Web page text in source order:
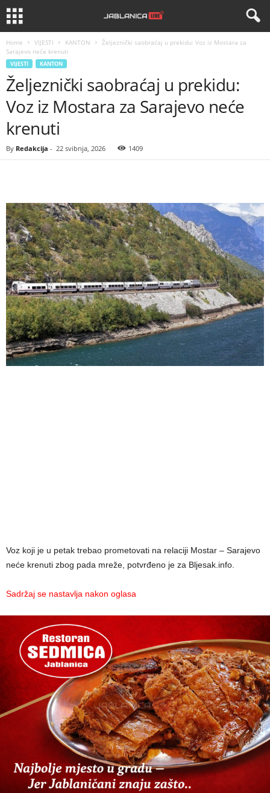
Home VIJESTI KANTON
Željeznički saobraćaj u prekidu: Voz iz Mostara za
Sarajevo neće krenuti
VIJESTI KANTON
Željeznički saobraćaj u prekidu:
Voz iz Mostara za Sarajevo neće
krenuti
By Redakcija - 22 svibnja, 2026 1409
Voz koji je u petak trebao prometovati na relaciji Mostar – Sarajevo
neće krenuti zbog pada mreže, potvrđeno je za Bljesak.info.
Sadržaj se nastavlja nakon oglasa